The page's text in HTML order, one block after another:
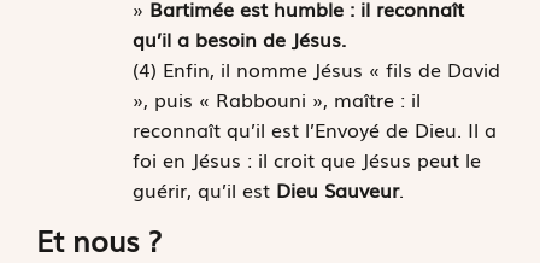
» Bartimée est humble : il reconnaît
qu’il a besoin de Jésus.
(4) Enfin, il nomme Jésus « fils de David
», puis « Rabbouni », maître : il
reconnaît qu’il est l’Envoyé de Dieu. Il a
foi en Jésus : il croit que Jésus peut le
guérir, qu’il est Dieu Sauveur.
Et nous ?